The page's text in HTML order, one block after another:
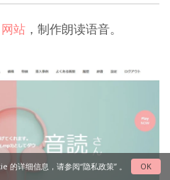
网站 ，制作朗读语音。
的详细信息，请参阅“隐私政策”。 OK